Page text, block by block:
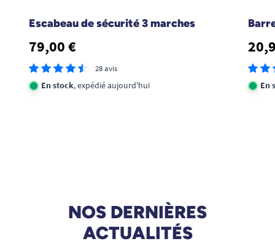
Escabeau de sécurité 3 marches
79,00 €
28 avis
En stock, expédié aujourd'hui En
NOS DERNIÈRES
ACTUALITÉS